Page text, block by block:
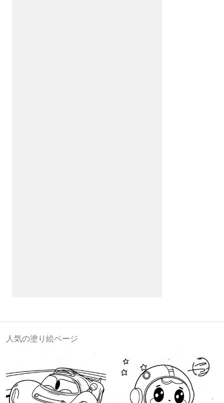
人気の塗り絵ページ